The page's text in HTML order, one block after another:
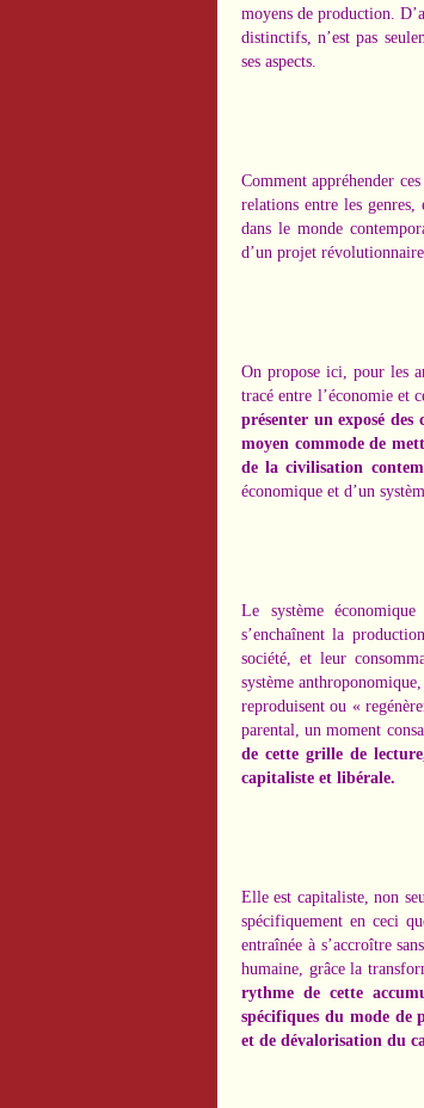
moyens de production.
distinctifs, n’est pas
ses aspects.
Comment appréhender
relations entre les
dans le monde
d’un projet
On propose ici, pour les
tracé entre l’économie et
présenter un exposé
moyen commode de
de la civilisation
économique et d’un
Le système
s’enchaînent la
société, et leur
système
reproduisent ou «
parental, un moment
de cette grille de
capitaliste et libérale.
Elle est capitaliste, non
spécifiquement en ceci
entraînée à s’accroître
humaine, grâce la
rythme de cette
spécifiques du mode de
et de dévalorisation du